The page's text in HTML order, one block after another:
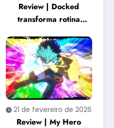
Review | Docked
transforma rotina
experiência
surpreendentemente
envolvente
21 de fevereiro de 2026
Review | My Hero